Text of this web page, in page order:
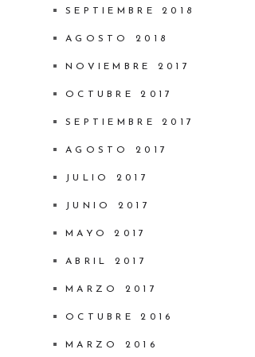
SEPTIEMBRE 2018
AGOSTO 2018
NOVIEMBRE 2017
OCTUBRE 2017
SEPTIEMBRE 2017
AGOSTO 2017
JULIO 2017
JUNIO 2017
MAYO 2017
ABRIL 2017
MARZO 2017
OCTUBRE 2016
MARZO 2016